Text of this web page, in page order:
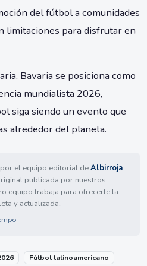
del fútbol a comunidades
limitaciones para disfrutar en
Bavaria se posiciona como
mundialista 2026,
siga siendo un evento que
alrededor del planeta.
el equipo editorial deAlbirroja
publicada por nuestros
equipo trabaja para ofrecerte la
y actualizada.
Fútbol latinoamericano